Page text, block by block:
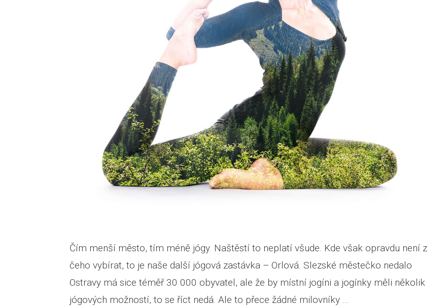
Čím menší město, tím méně jógy. Naštěstí to neplatí všude. Kde však opravdu není z
čeho vybírat, to je naše další jógová zastávka – Orlová. Slezské městečko nedalo
Ostravy má sice téměř 30 000 obyvatel, ale že by místní jogíni a jogínky měli několik
jógových možností, to se říct nedá. Ale to přece žádné milovníky …